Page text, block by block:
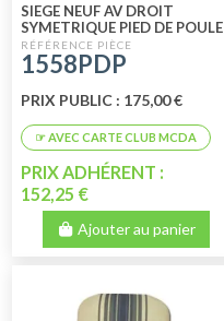
SIEGE NEUF AV DROIT
SYMETRIQUE PIED DE POULE
1558PDP
PRIX PUBLIC : 175,00 €
PRIX ADHÉRENT :
152,25 €
Ajouter au panier